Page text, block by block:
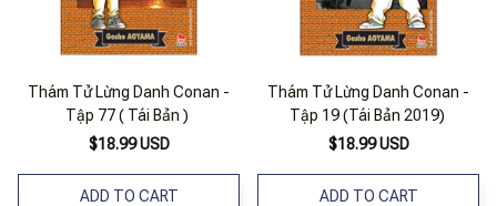
Thám Tử Lừng Danh Conan -
Tập 77 ( Tái Bản )
$18.99 USD
ADD TO CART
Thám Tử Lừng Danh Conan -
Tập 19 (Tái Bản 2019)
$18.99 USD
ADD TO CART